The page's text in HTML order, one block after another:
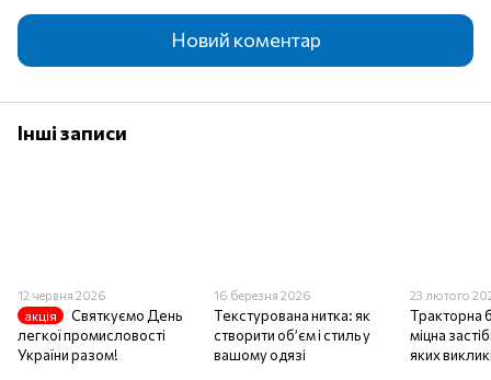
Новий коментар
Інші записи
12 червня 2026
акція
Святкуємо День
легкої промисловості
України разом!
16 березня 2026
Текстурована нитка: як
створити об’єм і стиль у
вашому одязі
23 лютого
Тракторна
міцна
яких